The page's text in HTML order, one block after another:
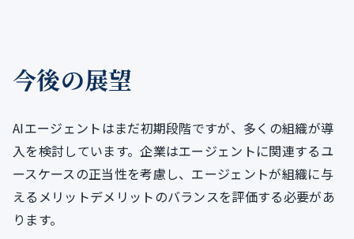
今後の展望
AIエージェントはまだ初期段階ですが、多くの組織が導
入を検討しています。企業はエージェントに関連するユ
ースケースの正当性を考慮し、エージェントが組織に与
えるメリットデメリットのバランスを評価する必要があ
ります。